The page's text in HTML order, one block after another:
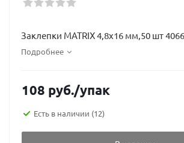
Заклепки MATRIX 4,8х16 мм,50 шт
Подробнее
108 руб./упак
Есть в наличии (12)